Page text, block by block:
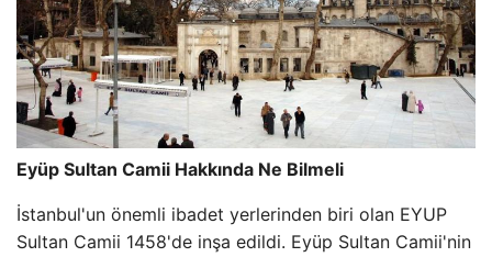
Eyüp Sultan Camii Hakkında Ne Bilmeli
İstanbul'un önemli ibadet yerlerinden biri olan EYUP
Sultan Camii 1458'de inşa edildi. Eyüp Sultan Camii'nin